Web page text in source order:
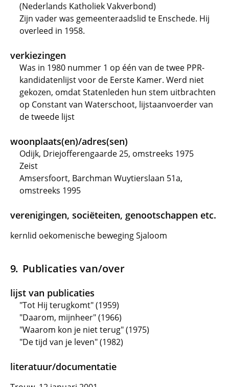
(Nederlands Katholiek Vakverbond)
Zijn vader was gemeenteraadslid te Enschede. Hij
overleed in 1958.
verkiezingen
Was in 1980 nummer 1 op één van de twee PPR-
kandidatenlijst voor de Eerste Kamer. Werd niet
gekozen, omdat Statenleden hun stem uitbrachten
op Constant van Waterschoot, lijstaanvoerder van
de tweede lijst
woonplaats(en)/adres(sen)
Odijk, Driejofferengaarde 25, omstreeks 1975
Zeist
Amsersfoort, Barchman Wuytierslaan 51a,
omstreeks 1995
verenigingen, sociëteiten, genootschappen etc.
kernlid oekomenische beweging Sjaloom
Publicaties van/over
lijst van publicaties
"Tot Hij terugkomt" (1959)
"Daarom, mijnheer" (1966)
"Waarom kon je niet terug" (1975)
"De tijd van je leven" (1982)
literatuur/documentatie